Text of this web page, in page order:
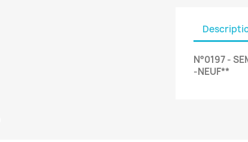
N°0197 -
-NEUF**